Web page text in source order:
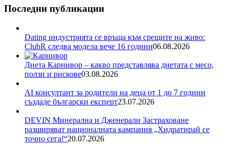
Последни публикации
Dating индустрията се връща към срещите на живо:
ClubR следва модела вече 16 години06.08.2026
Диета Карнивор – какво представлява диетата с месо,
ползи и рискове03.08.2026
AI консултант за родители на деца от 1 до 7 години
създаде български експерт23.07.2026
DEVIN Минерална и Дженерали Застраховане
разширяват националната кампания „Хидратирай се
точно сега!“20.07.2026